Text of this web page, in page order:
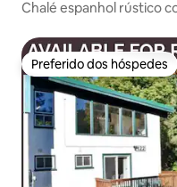
Chalé espanhol rústico
Preferido dos hóspedes
Preferido dos hóspedes